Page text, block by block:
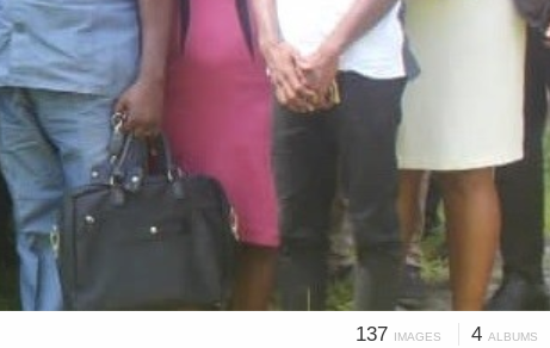
137 IMAGES 4 ALBUMS